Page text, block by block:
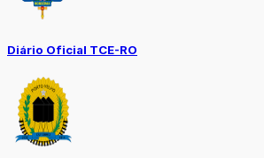
Diário Oficial TCE-RO